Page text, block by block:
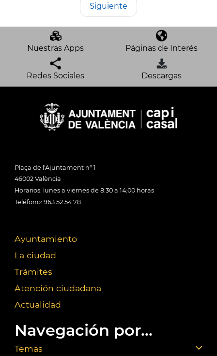
Siguiente
Nuestras Apps Páginas de Interés
Redes Sociales Descargas
Plaça de l'Ajuntament nº 1
46002 València
Horarios: lunes a viernes de 8:30 a 14:00 horas
Teléfono: 963 52 54 78
Ayuntamiento
La ciudad
Trámites
Atención ciudadana
Actualidad
Navegación por...
Temas